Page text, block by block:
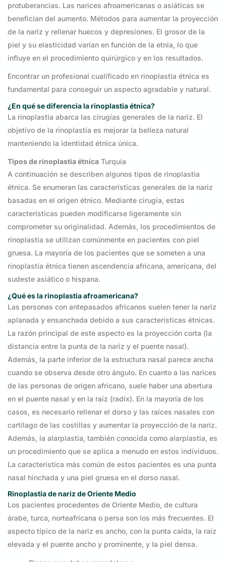
protuberancias. Las narices afroamericanas o asiáticas se
benefician del aumento. Métodos para aumentar la proyección
de la nariz y rellenar huecos y depresiones. El grosor de la
piel y su elasticidad varían en función de la etnia, lo que
influye en el procedimiento quirúrgico y en los resultados.
Encontrar un profesional cualificado en rinoplastia étnica es
fundamental para conseguir un aspecto agradable y natural.
¿En qué se diferencia la rinoplastia étnica?
La rinoplastia abarca las cirugías generales de la nariz. El
objetivo de la rinoplastia es mejorar la belleza natural
manteniendo la identidad étnica única.
Tipos de rinoplastia étnica Turquía
A continuación se describen algunos tipos de rinoplastia
étnica. Se enumeran las características generales de la nariz
basadas en el origen étnico. Mediante cirugía, estas
características pueden modificarse ligeramente sin
comprometer su originalidad. Además, los procedimientos de
rinoplastia se utilizan comúnmente en pacientes con piel
gruesa. La mayoría de los pacientes que se someten a una
rinoplastia étnica tienen ascendencia africana, americana, del
sudeste asiático o hispana.
¿Qué es la rinoplastia afroamericana?
Las personas con antepasados africanos suelen tener la nariz
aplanada y ensanchada debido a sus características étnicas.
La razón principal de este aspecto es la proyección corta (la
distancia entre la punta de la nariz y el puente nasal).
Además, la parte inferior de la estructura nasal parece ancha
cuando se observa desde otro ángulo. En cuanto a las narices
de las personas de origen africano, suele haber una abertura
en el puente nasal y en la raíz (radix). En la mayoría de los
casos, es necesario rellenar el dorso y las raíces nasales con
cartílago de las costillas y aumentar la proyección de la nariz.
Además, la alarplastia, también conocida como alarplastia, es
un procedimiento que se aplica a menudo en estos individuos.
La característica más común de estos pacientes es una punta
nasal hinchada y una piel gruesa en el dorso nasal.
Rinoplastia de nariz de Oriente Medio
Los pacientes procedentes de Oriente Medio, de cultura
árabe, turca, norteafricana o persa son los más frecuentes. El
aspecto típico de la nariz es ancho, con la punta caída, la raíz
elevada y el puente ancho y prominente, y la piel densa.